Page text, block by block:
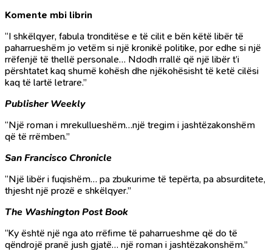
Komente mbi librin
“I shkëlqyer, fabula tronditëse e të cilit e bën këtë libër të
paharrueshëm jo vetëm si një kronikë politike, por edhe si një
rrëfenjë të thellë personale… Ndodh rrallë që një libër t’i
përshtatet kaq shumë kohësh dhe njëkohësisht të ketë cilësi
kaq të lartë letrare.”
Publisher Weekly
“Një roman i mrekullueshëm…një tregim i jashtëzakonshëm
që të rrëmben.”
San Francisco Chronicle
“Një libër i fuqishëm… pa zbukurime të tepërta, pa absurditete,
thjesht një prozë e shkëlqyer.”
The Washington Post Book
“Ky është një nga ato rrëfime të paharrueshme që do të
qëndrojë pranë jush gjatë… një roman i jashtëzakonshëm.”